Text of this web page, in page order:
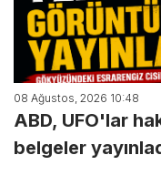
08 Ağustos, 2026 10:48
ABD, UFO'lar
belgeler